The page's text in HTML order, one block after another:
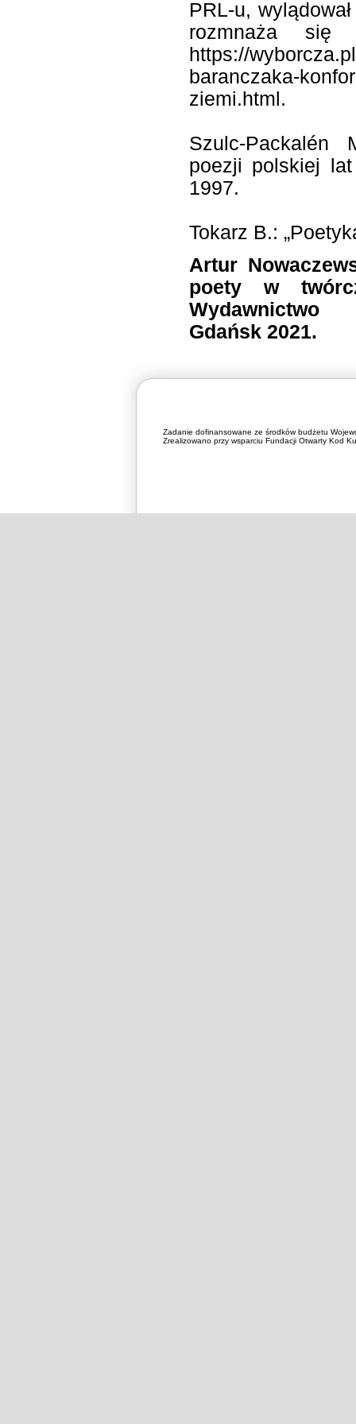
PRL-u,
rozmnaża się
https://
baranczaka-
ziemi.html.
Szulc-Packalén
poezji polskiej lat
1997.
Tokarz B.:
Artur
poety w
Wydawnictwo
Gdańsk 2021.
Zadanie dofinansowane ze środków budżetu
Zrealizowano przy wsparciu Fundacji Otwarty Kod